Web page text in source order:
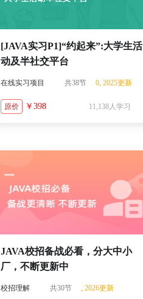
[JAVA实习P1]“约起来”:大学生活
动及半社交平台
在线实习项目 共38节 0, 2025更新
原价 ￥398 11,138人学习
JAVA校招备战必看，分大中小
厂，不断更新中
校招理解 共30节 , 2026更新